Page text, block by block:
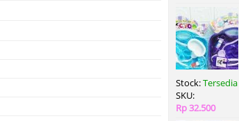
Stock:Tersedia
SKU:
Rp 32.500